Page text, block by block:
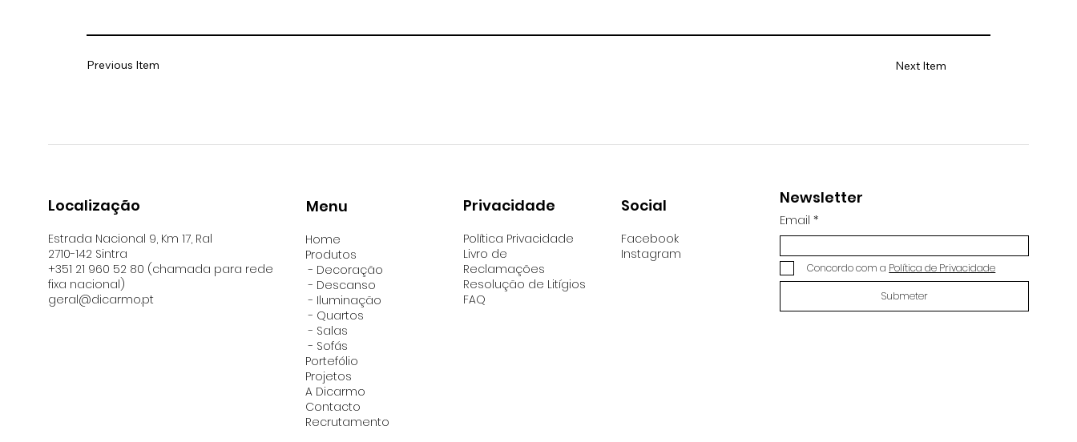
Next Item
Previous Item
Estrada Nacional 9, Km 17, Ral
2710-142 Sintra
+351 21 960 52 80 (chamada para rede
fixa nacional)
geral@dicarmo.pt
Localização
Home
Produtos
- Decoração
- Descanso
- Iluminação
- Quartos
- Salas
- Sofás
Portefólio
Projetos
A Dicarmo
Contacto
Recrutamento
Menu
Política Privacidade
Livro de
Reclamações
Resolução de Litígios
FAQ
Privacidade
Facebook
Instagram
Social Newsletter
Email
Submeter
Concordo com a Política de Privacidade